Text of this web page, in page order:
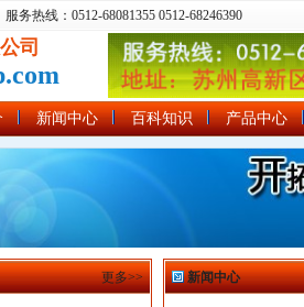
服务热线：0512-68081355 0512-68246390
司
新闻中心 百科知识 产品中心
更多>> 新闻中心